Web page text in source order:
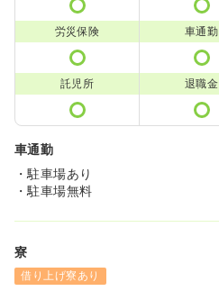
労災保険 車通勤
託児所 退職金
車通勤
・駐車場あり
・駐車場無料
寮
借り上げ寮あり